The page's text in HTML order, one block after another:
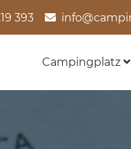
393
Campingplatz